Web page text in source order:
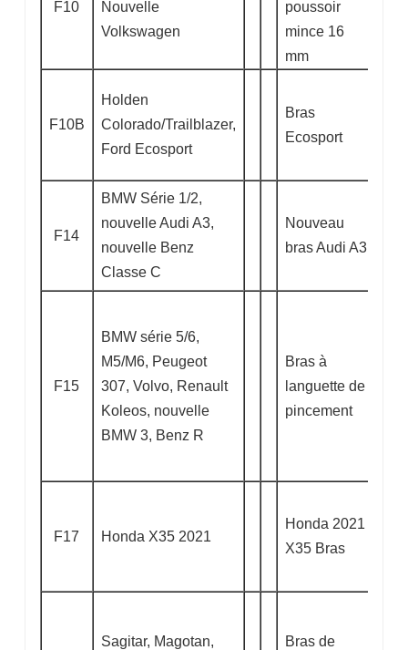
F10
Nouvelle
Volkswagen
poussoir
mince 16
mm
F10B
Holden
Colorado/Trailblazer,
Ford Ecosport
Bras
Ecosport
F14
BMW Série 1/2,
nouvelle Audi A3,
nouvelle Benz
Classe C
Nouveau
bras Audi A3
F15
BMW série 5/6,
M5/M6, Peugeot
307, Volvo, Renault
Koleos, nouvelle
BMW 3, Benz R
Bras à
languette de
pincement
F17 Honda X35 2021
Honda 2021
X35 Bras
Sagitar, Magotan,
Bras de